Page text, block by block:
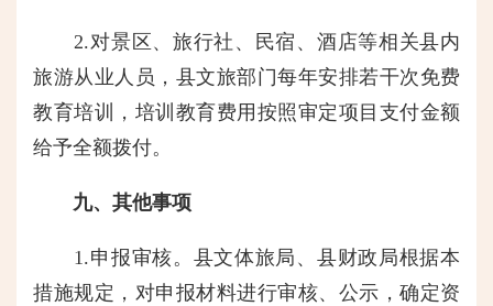
2.对景区、旅行社、民宿、酒店等相关县内
旅游从业人员，县文旅部门每年安排若干次免费
教育培训，培训教育费用按照审定项目支付金额
给予全额拨付。
九、其他事项
1.申报审核。县文体旅局、县财政局根据本
措施规定，对申报材料进行审核、公示，确定资